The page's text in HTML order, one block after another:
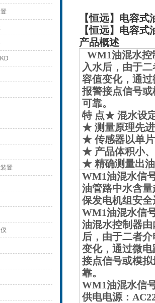
置
【恒远】电容
【恒远】电容
产品概述
WM1油混水控
入水后，由于
容值变化，通
报警接点信号
可靠。
特 点★ 混水设
★ 测量原理先
★ 传感器以单
★ 产品体积小
★ 精确测量出
WM1油混水信
油管路中水含
保发电机组安全
WM1油混水信
油混水控制器
后，由于二者
变化，通过微
接点信号或模
靠。
WM1油混水信
供电电源：